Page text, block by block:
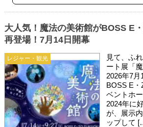
レジャー・観光
大人気！魔法の美術館がBOSS E
再登場！7月14日開幕
見て、ふ
ート展「
2026年7月
BOSS E・
ベントホ
2024年に
が、展示
ップして